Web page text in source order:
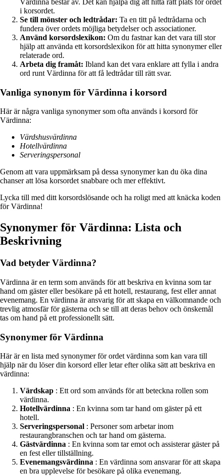
i korsordet.
Se till mönster och ledtrådar: Ta en titt på ledtrådarna och
fundera över ordets möjliga betydelser och associationer.
Använd korsordslexikon: Om du fastnar kan det vara till stor
hjälp att använda ett korsordslexikon för att hitta synonymer eller
relaterade ord.
Arbeta dig framåt: Ibland kan det vara enklare att fylla i andra
ord runt Värdinna för att få ledtrådar till rätt svar.
Vanliga synonym för Värdinna i korsord
Här är några vanliga synonymer som ofta används i korsord för
Värdinna:
Värdshusvärdinna
Hotellvärdinna
Serveringspersonal
Genom att vara uppmärksam på dessa synonymer kan du öka dina
chanser att lösa korsordet snabbare och mer effektivt.
Lycka till med ditt korsordslösande och ha roligt med att knäcka koden
för Värdinna!
Synonymer för Värdinna: Lista och
Beskrivning
Vad betyder Värdinna?
Värdinna är en term som används för att beskriva en kvinna som tar
hand om gäster eller besökare på ett hotell, restaurang, fest eller annat
evenemang. En värdinna är ansvarig för att skapa en välkomnande och
trevlig atmosfär för gästerna och se till att deras behov och önskemål
tas om hand på ett professionellt sätt.
Synonymer för Värdinna
Här är en lista med synonymer för ordet värdinna som kan vara till
hjälp när du löser din korsord eller letar efter olika sätt att beskriva en
värdinna:
Värdskap : Ett ord som används för att beteckna rollen som
värdinna.
Hotellvärdinna : En kvinna som tar hand om gäster på ett
hotell.
Serveringspersonal : Personer som arbetar inom
restaurangbranschen och tar hand om gästerna.
Gästvärdinna : En kvinna som tar emot och assisterar gäster på
en fest eller tillställning.
Evenemangsvärdinna : En värdinna som ansvarar för att skapa
en bra upplevelse för besökare på olika evenemang.